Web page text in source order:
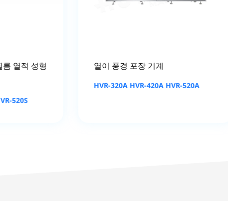
열적 성형
520S
열이 풍경 포장 기계
HVR-320A HVR-420A HVR-520A